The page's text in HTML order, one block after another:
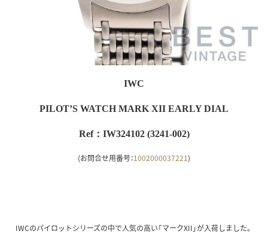
IWC
PILOT’S WATCH MARK XII EARLY DIAL
Ref：IW324102 (3241-002)
(お問合せ用番号：1002000037221)
IWCのパイロットシリーズの中で人気の高い「マークXII」が入荷しました。